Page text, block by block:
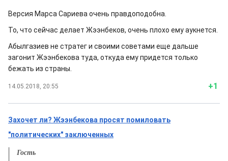
Версия Марса Сариева очень правдоподобна.
То, что сейчас делает Жээнбеков, очень плохо ему аукнется.
Абылгазиев не стратег и своими советами еще дальше
загонит Жээнбекова туда, откуда ему придется только
бежать из страны.
14.05.2018, 20:55 +1
Захочет ли? Жээнбекова просят помиловать
"политических" заключенных
Гость